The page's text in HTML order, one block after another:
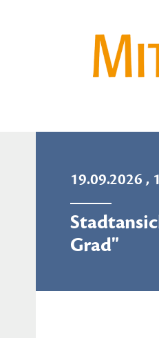
19.09.2026 ,
Grad"